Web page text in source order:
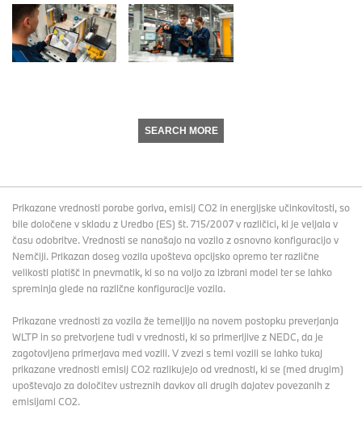
SEARCH MORE
Prikazane vrednosti porabe goriva, emisij CO2 in energijske učinkovitosti, so
bile določene v skladu z Uredbo (ES) št. 715/2007 v različici, ki je veljala v
času odobritve. Vrednosti se nanašajo na vozilo z osnovno konfiguracijo v
Nemčiji. Prikazan doseg vozila upošteva opcijsko opremo ter različne
velikosti platišč in pnevmatik, ki so na voljo za izbrani model ter se lahko
spreminja glede na različne konfiguracije vozila.
Prikazane vrednosti za vozila že temeljijo na novem postopku preverjanja
WLTP in so pretvorjene tudi v vrednosti, ki so primerljive z NEDC, da je
zagotovljena primerjava med vozili. V zvezi s temi vozili se lahko tukaj
prikazane vrednosti emisij CO2 razlikujejo od vrednosti, ki se (med drugim)
upoštevajo za določitev ustreznih davkov ali drugih dajatev povezanih z
emisijami CO2.